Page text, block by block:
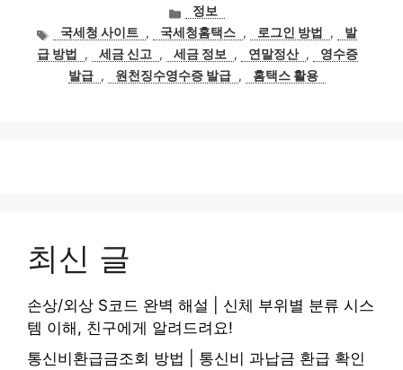
카
테
고
리
정보
태
그
국세청 사이트 , 국세청홈택스 , 로그인 방법 ,
발
급 방법
, 세금 신고 , 세금 정보 , 연말정산 ,
영수증
발급 , 원천징수영수증 발급 , 홈택스 활용
최신 글
손상/외상 S코드 완벽 해설 | 신체 부위별 분류 시스
템 이해, 친구에게 알려드려요!
통신비환급금조회 방법 | 통신비 과납금 환급 확인